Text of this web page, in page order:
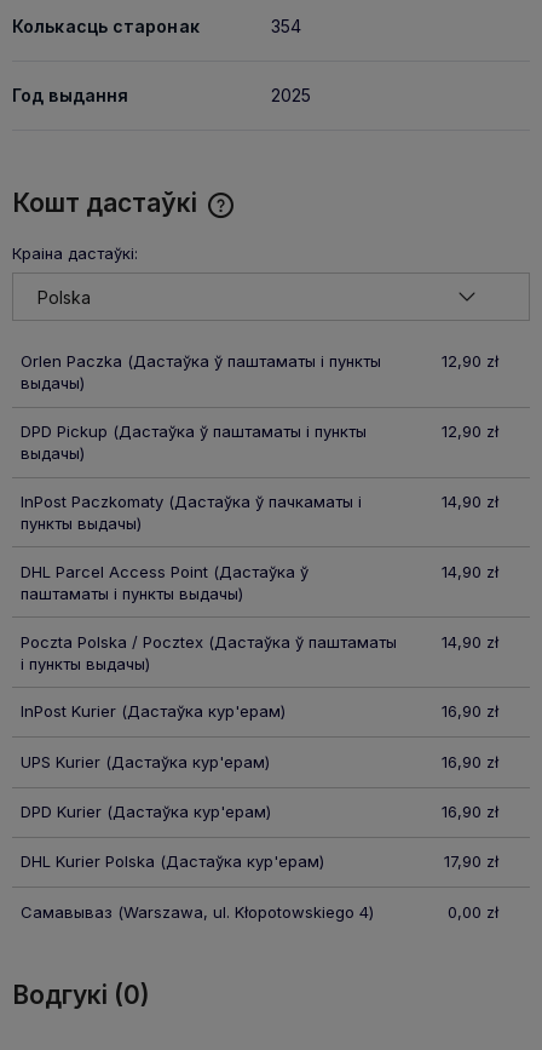
Колькасць старонак 354
Год выдання 2025
Кошт дастаўкі
Краіна дастаўкі:
Orlen Paczka (Дастаўка ў паштаматы і пункты
выдачы)
12,90 zł
DPD Pickup (Дастаўка ў паштаматы і пункты
выдачы)
12,90 zł
InPost Paczkomaty(Дастаўка ў пачкаматы і
пункты выдачы)
14,90 zł
DHL Parcel Access Point(Дастаўка ў
паштаматы і пункты выдачы)
14,90 zł
Poczta Polska / Pocztex(Дастаўка ў паштаматы
і пункты выдачы)
14,90 zł
InPost Kurier(Дастаўка кур'ерам) 16,90 zł
UPS Kurier(Дастаўка кур'ерам) 16,90 zł
DPD Kurier(Дастаўка кур'ерам) 16,90 zł
DHL Kurier Polska (Дастаўка кур'ерам) 17,90 zł
Самавываз (Warszawa, ul. Kłopotowskiego 4) 0,00 zł
Водгукі (0)